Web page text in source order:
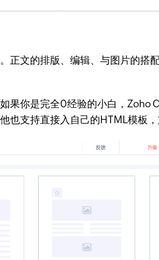
正文的排版、编辑、与图片的
果你是完全0经验的小白，
支持直接入自己的HTML模板，